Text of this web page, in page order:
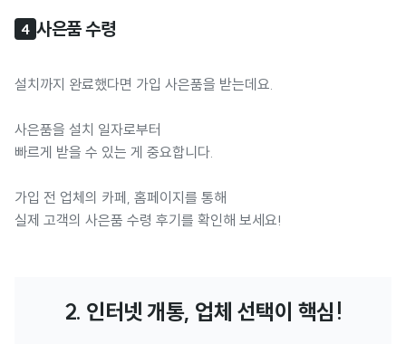
4 사은품 수령
설치까지 완료했다면 가입 사은품을 받는데요.
사은품을 설치 일자로부터
빠르게 받을 수 있는 게 중요합니다.
가입 전 업체의 카페, 홈페이지를 통해
실제 고객의 사은품 수령 후기를 확인해 보세요!
2. 인터넷 개통, 업체 선택이 핵심!